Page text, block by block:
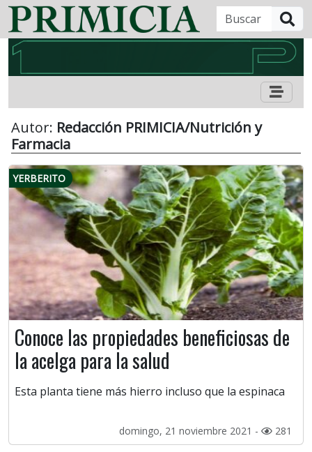
Autor: Redacción PRIMICIA/Nutrición y
Farmacia
YERBERITO
Conoce las propiedades beneficiosas de
la acelga para la salud
Esta planta tiene más hierro incluso que la espinaca
domingo, 21 noviembre 2021 - 281